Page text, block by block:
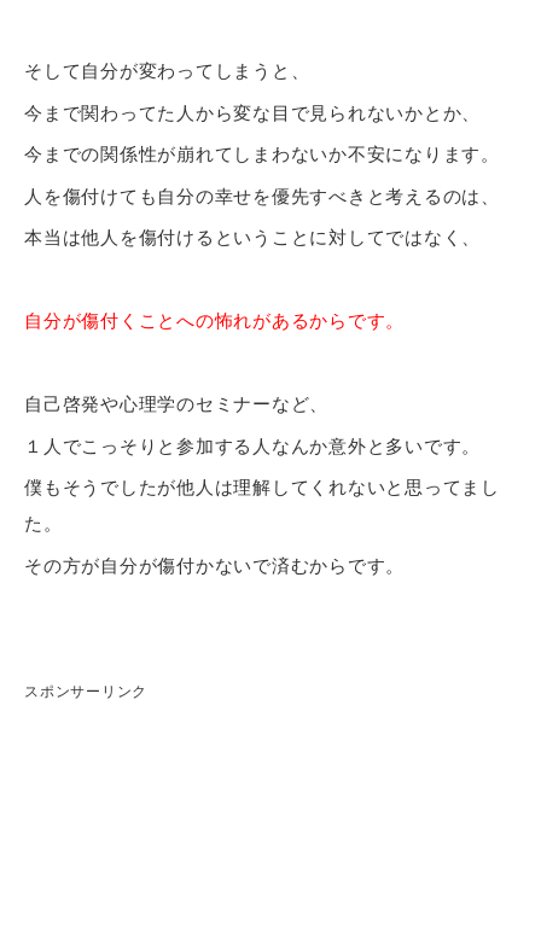
そして自分が変わってしまうと、
今まで関わってた人から変な目で見られないかとか、
今までの関係性が崩れてしまわないか不安になります。
人を傷付けても自分の幸せを優先すべきと考えるのは、
本当は他人を傷付けるということに対してではなく、
自分が傷付くことへの怖れがあるからです。
自己啓発や心理学のセミナーなど、
１人でこっそりと参加する人なんか意外と多いです。
僕もそうでしたが他人は理解してくれないと思ってまし
た。
その方が自分が傷付かないで済むからです。
スポンサーリンク